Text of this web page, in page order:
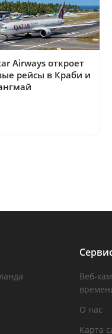
Airways откроет
рейсы в Краби и
Веб-
О нас
Карта